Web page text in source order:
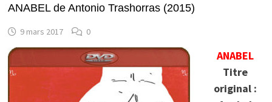
ANABEL de Antonio Trashorras (2015)
9 mars 2017 0
ANABEL
Titre
original :